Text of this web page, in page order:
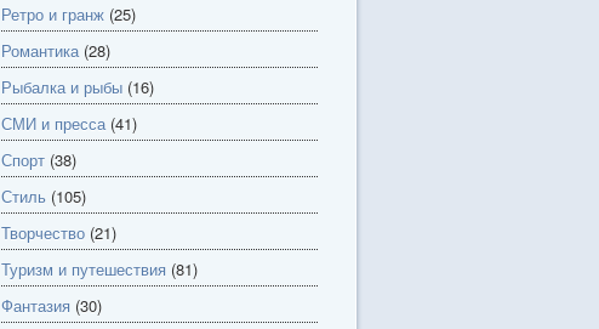
Ретро и гранж (25)
Романтика(28)
Рыбалка и рыбы (16)
СМИ и пресса(41)
Спорт (38)
Стиль (105)
Творчество (21)
Туризм и путешествия (81)
Фантазия (30)